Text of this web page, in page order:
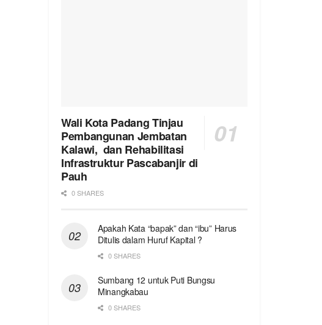
Wali Kota Padang Tinjau
Pembangunan Jembatan
Kalawi, dan Rehabilitasi
Infrastruktur Pascabanjir di
Pauh
0 SHARES
Apakah Kata “bapak” dan “ibu” Harus
Ditulis dalam Huruf Kapital ?
0 SHARES
Sumbang 12 untuk Puti Bungsu
Minangkabau
0 SHARES